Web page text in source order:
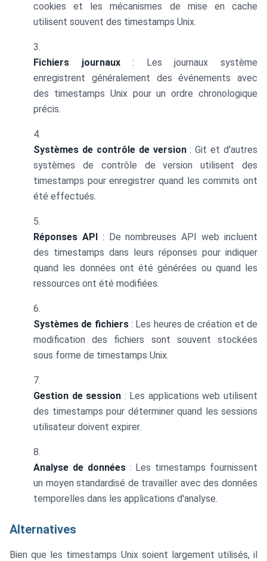
cookies et les mécanismes de mise en cache
utilisent souvent des timestamps Unix.
Fichiers journaux: Les journaux système
enregistrent généralement des événements avec
des timestamps Unix pour un ordre chronologique
précis.
Systèmes de contrôle de version: Git et d'autres
systèmes de contrôle de version utilisent des
timestamps pour enregistrer quand les commits ont
été effectués.
Réponses API: De nombreuses API web incluent
des timestamps dans leurs réponses pour indiquer
quand les données ont été générées ou quand les
ressources ont été modifiées.
Systèmes de fichiers: Les heures de création et de
modification des fichiers sont souvent stockées
sous forme de timestamps Unix.
Gestion de session : Les applications web utilisent
des timestamps pour déterminer quand les sessions
utilisateur doivent expirer.
Analyse de données: Les timestamps fournissent
un moyen standardisé de travailler avec des données
temporelles dans les applications d'analyse.
Alternatives
Bien que les timestamps Unix soient largement utilisés, il